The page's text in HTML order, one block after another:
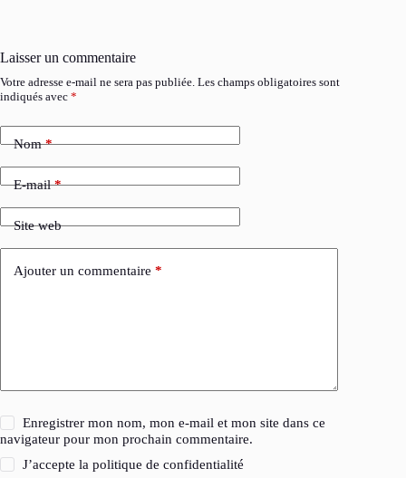
Laisser un commentaire
Votre adresse e-mail ne sera pas publiée. Les champs obligatoires sont
indiqués avec *
Nom*
E-mail*
Site web
Ajouter un commentaire *
Enregistrer mon nom, mon e-mail et mon site dans ce
navigateur pour mon prochain commentaire.
J’accepte lapolitique de confidentialité